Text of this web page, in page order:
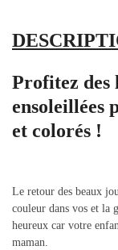
Profitez des
ensoleillées
et colorés !
Le retour des beaux
couleur dans vos et la
heureux car votre
maman.